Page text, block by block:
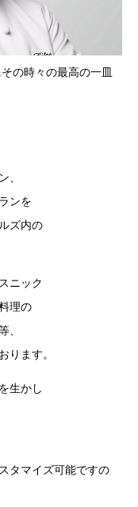
の時々の最高の一皿
、
ンを
ズ内の
ニック
理の
、
ります。
生かし
タマイズ可能ですの